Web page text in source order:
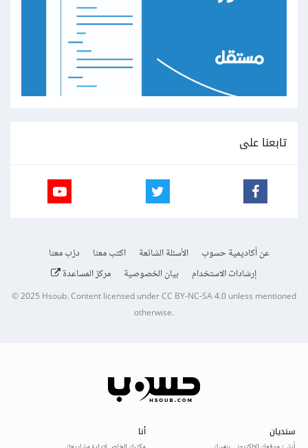
تابعنا على
عن أكاديمية حسوب الأسئلة الشائعة اكتب معنا
درّب معنا
إرشادات الاستخدام
بيان الخصوصية مركز المساعدة
© 2025Hsoub.Content licensed underCC BY-NC-SA 4.0unless mentioned
otherwise.